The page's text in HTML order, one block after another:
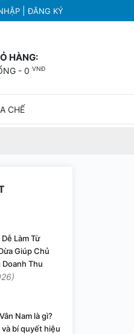
|ĐĂNG KÝ
HÀNG:
- 0 VNĐ
CHẾ
Làm Từ
Giúp Chủ
Doanh Thu
Nam là gì?
bí quyết hiệu